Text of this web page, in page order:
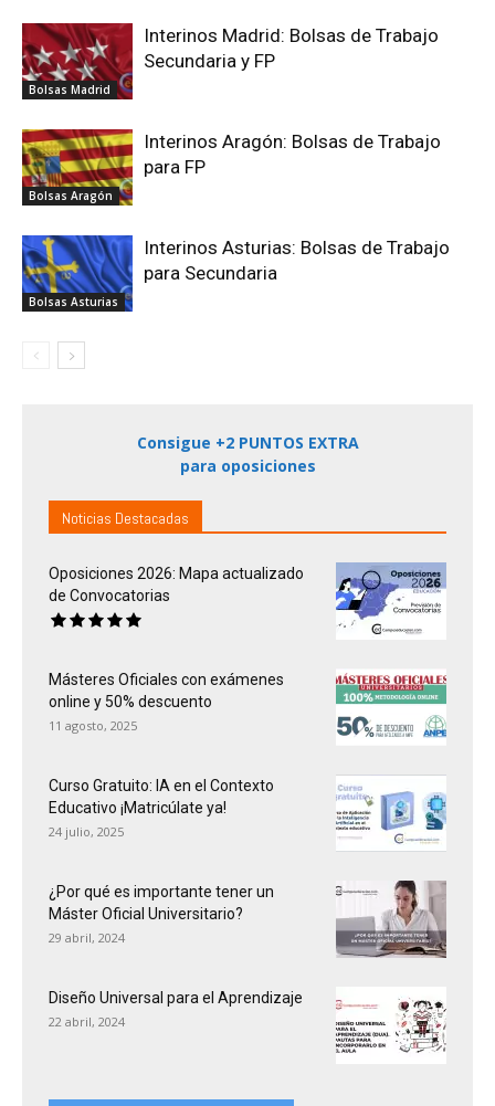
Bolsas Madrid
Interinos Madrid: Bolsas de Trabajo
Secundaria y FP
Bolsas Aragón
Interinos Aragón: Bolsas de Trabajo
para FP
Bolsas Asturias
Interinos Asturias: Bolsas de Trabajo
para Secundaria
Consigue +2 PUNTOS EXTRA
para oposiciones
Noticias Destacadas
Oposiciones 2026: Mapa actualizado
de Convocatorias
Másteres Oficiales con exámenes
online y 50% descuento
11 agosto, 2025
Curso Gratuito: IA en el Contexto
Educativo ¡Matricúlate ya!
24 julio, 2025
¿Por qué es importante tener un
Máster Oficial Universitario?
29 abril, 2024
Diseño Universal para el Aprendizaje
22 abril, 2024